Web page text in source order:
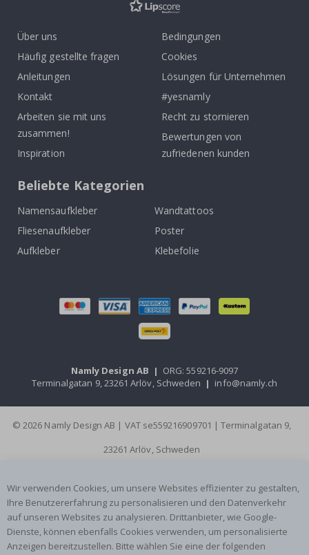
Über uns
Häufig gestellte fragen
Anleitungen
Kontakt
Arbeiten sie mit uns
zusammen!
Inspiration
Bedingungen
Cookies
Lösungen für Unternehmen
#yesnamly
Recht zu stornieren
Bewertungen von
zufriedenen kunden
Beliebte Kategorien
Namensaufkleber
Wandtattoos
Fliesenaufkleber
Poster
Aufkleber
Klebefolie
Namly Design AB | ORG: 559216-9097
Terminalgatan 9, 23261 Arlöv, Schweden | info@namly.ch
© 2026 Namly Design AB | VAT se559216909701 | Terminalgatan 9,
23261 Arlöv, Schweden
Wir verwenden Cookies, um unsere Websites effizienter zu gestalten,
Ihre Benutzererfahrung zu personalisieren und den Datenverkehr
auf unseren Websites zu analysieren. Drittanbieter, wie Google-
Dienste, können ebenfalls Cookies verwenden, um personalisierte
Anzeigen bereitzustellen. Bitte wählen Sie eine der folgenden